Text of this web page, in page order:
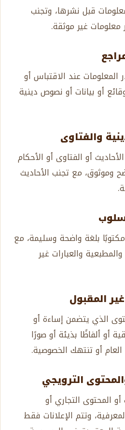
قبل نشرها، وتجنب
معلومات غير موثقة.
المعلومات عند الاقتباس أو
أو بيانات أو نصوص دينية
والفتاوى
أو الفتاوى أو الأحكام
وموثوق، مع تجنب الأحاديث
بلغة واضحة وسليمة، مع
والعبارات غير
المقبول
الذي يتضمن إساءة أو
أو ألفاظًا بذيئة أو صورًا
أو تنتهك الخصوصية.
الترويجي
المحتوى التجاري أو
وتتم الإعلانات فقط